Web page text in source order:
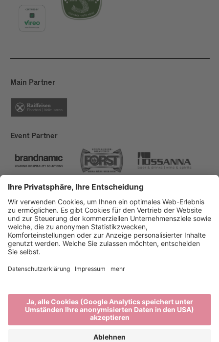
Main Partner
Event Partner
Brixen Tourismus
Privacy
Impressum
Förderungen
produced by